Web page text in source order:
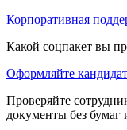
Корпоративная
Какой соцпакет вы
Оформляйте
Проверяйте
документы без бумаг